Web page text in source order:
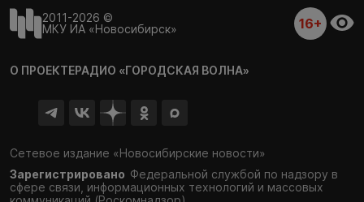
2011-2026 ©
МКУ ИА «Новосибирск»
16+
О ПРОЕКТЕРАДИО «ГОРОДСКАЯ ВОЛНА»
Сетевое издание «Новосибирские новости»
Зарегистрировано Федеральной службой по надзору в
сфере связи, информационных технологий и массовых